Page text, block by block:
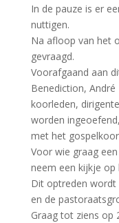
In de pauze is er
nuttigen.
Na afloop van het
gevraagd.
Voorafgaand aan
Benediction,
koorleden,
worden
met het
Voor wie graag
neem een kijkje op
Dit optreden wordt
en de
Graag tot ziens op